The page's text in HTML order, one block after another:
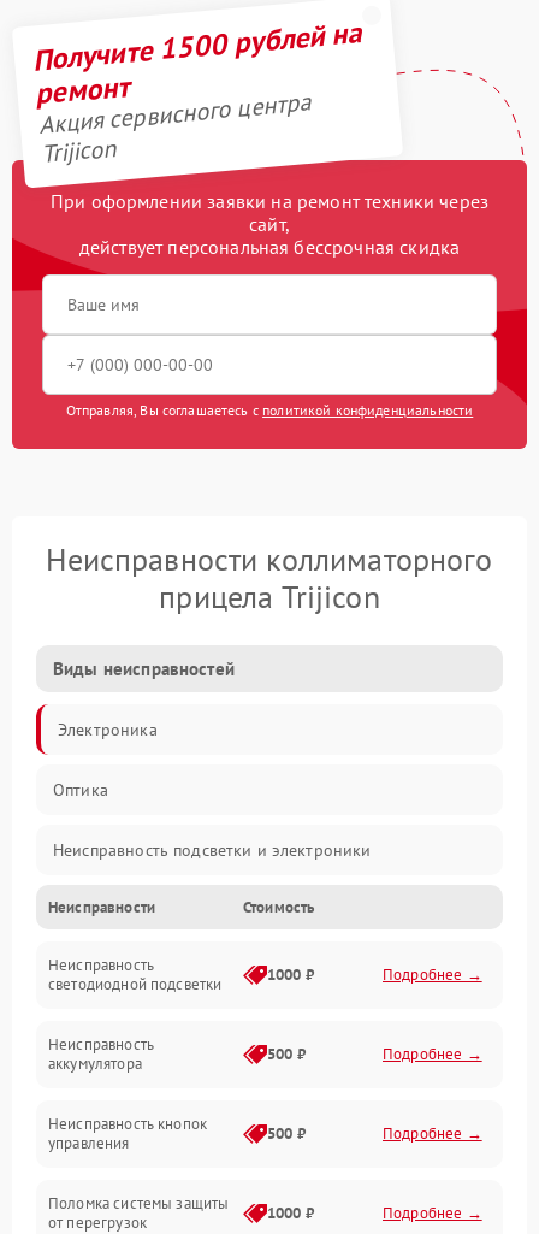
Получите 1500 рублей на
ремонт
Акция сервисного центра
Trijicon
При оформлении заявки на ремонт техники через
сайт,
действует персональная бессрочная скидка
Отправляя, Вы соглашаетесь с политикой конфиденциальности
Неисправности коллиматорного
прицела Trijicon
Виды неисправностей
Электроника
Оптика
Неисправность подсветки и электроники
Неисправность изображения
Электропитание
Прочие неисправности
Неисправность управления
Неисправности Стоимость
Неисправность
светодиодной подсветки
1000 ₽ Подробнее →
Неисправность
аккумулятора
500 ₽ Подробнее →
Неисправность кнопок
управления
500 ₽ Подробнее →
Поломка системы защиты
от перегрузок
1000 ₽ Подробнее →